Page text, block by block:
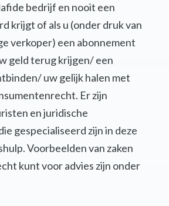
bedrijf en nooit een
krijgt of als u (onder druk van
verkoper) een abonnement
geld terug krijgen/ een
uw gelijk halen met
Er zijn
en juridische
gespecialiseerd zijn in deze
Voorbeelden van zaken
kunt voor advies zijn onder